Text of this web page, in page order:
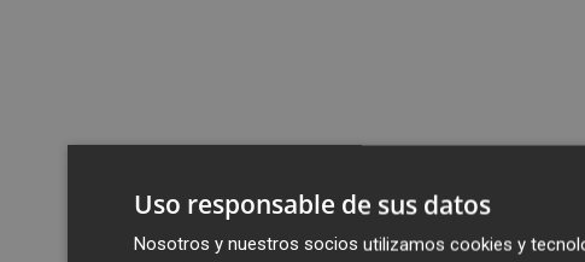
Uso responsable de sus datos
Nosotros y nuestros socios utilizamos cookies y